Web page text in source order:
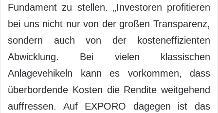
Fundament zu stellen. „Investoren profitieren
bei uns nicht nur von der großen Transparenz,
sondern auch von der kosteneffizienten
Abwicklung. Bei vielen klassischen
Anlagevehikeln kann es vorkommen, dass
überbordende Kosten die Rendite weitgehend
auffressen. Auf EXPORO dagegen ist das